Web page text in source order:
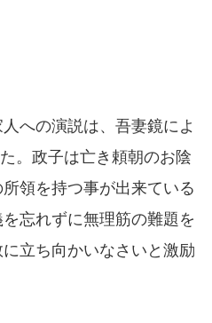
への演説は、吾妻鏡によ
。政子は亡き頼朝のお陰
領を持つ事が出来ている
忘れずに無理筋の難題を
立ち向かいなさいと激励